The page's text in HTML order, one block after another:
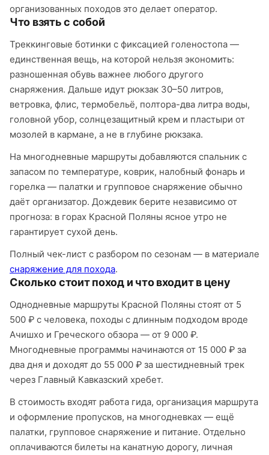
организованных походов это делает оператор.
Что взять с собой
Треккинговые ботинки с фиксацией голеностопа —
единственная вещь, на которой нельзя экономить:
разношенная обувь важнее любого другого
снаряжения. Дальше идут рюкзак 30–50 литров,
ветровка, флис, термобельё, полтора-два литра воды,
головной убор, солнцезащитный крем и пластыри от
мозолей в кармане, а не в глубине рюкзака.
На многодневные маршруты добавляются спальник с
запасом по температуре, коврик, налобный фонарь и
горелка — палатки и групповое снаряжение обычно
даёт организатор. Дождевик берите независимо от
прогноза: в горах Красной Поляны ясное утро не
гарантирует сухой день.
Полный чек-лист с разбором по сезонам — в материале
снаряжение для похода.
Сколько стоит поход и что входит в цену
Однодневные маршруты Красной Поляны стоят от 5
500 ₽ с человека, походы с длинным подходом вроде
Ачишхо и Греческого обзора — от 9 000 ₽.
Многодневные программы начинаются от 15 000 ₽ за
два дня и доходят до 55 000 ₽ за шестидневный трек
через Главный Кавказский хребет.
В стоимость входят работа гида, организация маршрута
и оформление пропусков, на многодневках — ещё
палатки, групповое снаряжение и питание. Отдельно
оплачиваются билеты на канатную дорогу, личная